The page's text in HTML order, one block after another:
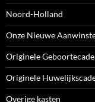
Noord-Holland
Onze Nieuwe
Originele
Originele
Overige kasten